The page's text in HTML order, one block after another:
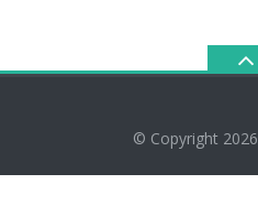
© Copyright 2026